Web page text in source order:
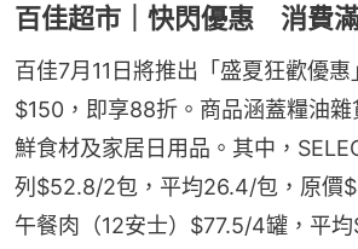
百佳超市｜快閃優惠 消費
百佳7月11日將推出「盛夏狂歡優
$150，即享88折。商品涵蓋糧油
鮮食材及家居日用品。其中，
列$52.8/2包，平均26.4/包，原價
午餐肉（12安士）$77.5/4罐，平